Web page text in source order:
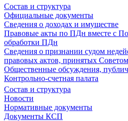
Состав и структура
Официальные документы
Сведения о доходах и имуществе
Правовые акты по ПДн вместе с
обработки ПДн
Сведения о признании судом
правовых актов, принятых
Общественные обсуждения,
Контрольно-счетная палата
Состав и структура
Новости
Нормативные документы
Документы КСП